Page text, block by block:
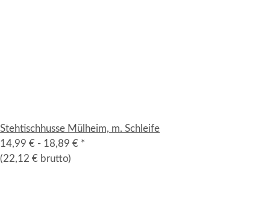
Stehtischhusse Mülheim, m. Schleife
14,99 € - 18,89 € *
(22,12 € brutto)